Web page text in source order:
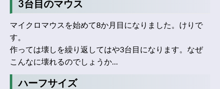
3台目のマウス
マイクロマウスを始めて8か月目になりました。けりで
す。
作っては壊しを繰り返してはや3台目になります。なぜ
こんなに壊れるのでしょうか…
ハーフサイズ